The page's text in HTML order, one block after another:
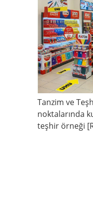
Tanzim ve
noktalarında
teşhir örneği